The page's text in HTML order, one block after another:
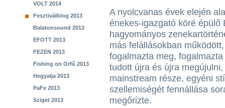
VOLT 2014
Fesztiválblog 2013
Balatonsound 2013
EFOTT 2013
FEZEN 2013
Fishing on Orfű 2013
Hegyalja 2013
PaFe 2013
Sziget 2013
A nyolcvanas évek elején
énekes-igazgató köré épülő
hagyományos
más felállásokban
fogalmazta meg,
tudott újra és újra
mainstream része, egyéni
szellemiségét fennállása
megőrizte.